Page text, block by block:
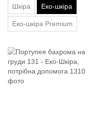
Шкіра Еко-шкіра
Еко-шкіра Premium